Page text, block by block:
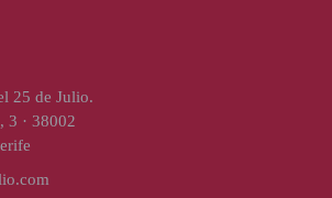
25 de Julio.
3 · 38002